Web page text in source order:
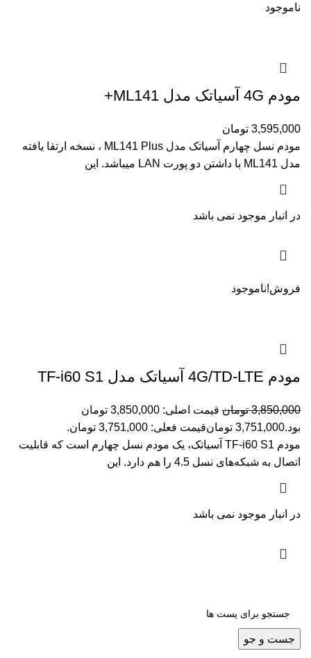
جست و جو
ناموجود
مودم 4G آسیاتک مدل ML141+
3,595,000 تومان
مودم نسل چهارم آسیاتک مدل ML141 Plus ، نسخه ارتقا یافته
مدل ML141 با داشتن دو پورت LAN میباشد. این
در انبار موجود نمی باشد
فروش!ناموجود
مودم 4G/TD-LTE آسیاتک مدل TF-i60 S1
3,850,000 تومان
قیمت اصلی: 3,850,000 تومان
بود.3,751,000 تومانقیمت فعلی: 3,751,000 تومان.
مودم TF-i60 S1 آسیاتک، یک مودم نسل چهارم است که قابلیت
اتصال به شبکه‌های نسل 4.5 را هم دارد. این
در انبار موجود نمی باشد